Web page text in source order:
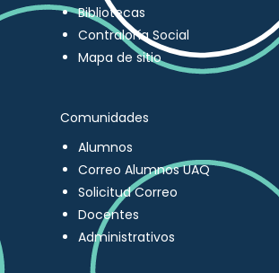
Bibliotecas
Contraloría Social
Mapa de sitio
Comunidades
Alumnos
Correo Alumnos UAQ
Solicitud Correo
Docentes
Administrativos